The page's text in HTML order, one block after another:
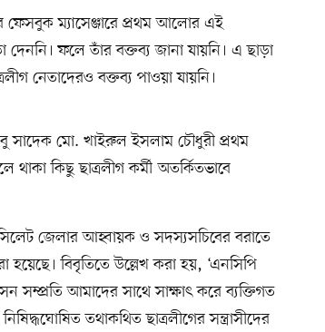
ফেসবুক ম্যাসেঞ্জারে প্রথম আলোর এই
দেননি। ফলে তাঁর বক্তব্য জানা যায়নি। এ ছাড়া
নেতাদেরও বক্তব্য পাওয়া যায়নি।
সাদেক মো. খাইরুল ইসলাম চৌধুরী প্রথম
কিছু ছাত্রলীগ কর্মী অতর্কিতভাবে
জেলার আহ্বায়ক ও সদস্যসচিবের বরাতে
বিবৃতিতে উল্লেখ করা হয়, ‘এনসিপি
আমাদের সাথে সাক্ষাৎ করে ব্যক্তিগত
তথাকথিত ছাত্রলীগের সন্ত্রাসীদের